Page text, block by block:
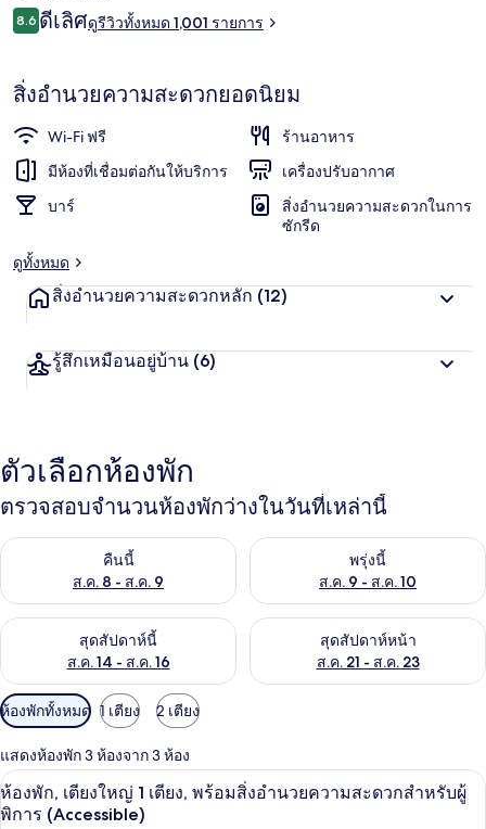
รีวิว
8.68.6 จาก 10
ดีเลิศดูรีวิวทั้งหมด 1,001 รายการ
สิ่งอำนวยความสะดวกยอดนิยม
Wi-Fi ฟรี
ร้านอาหาร
มีห้องที่เชื่อมต่อกันให้บริการ
เครื่องปรับอากาศ
บาร์
สิ่งอำนวยความสะดวกในการ
ซักรีด
ดูทั้งหมด
สิ่งอำนวยความสะดวกหลัก (12)
รู้สึกเหมือนอยู่บ้าน (6)
ตัวเลือกห้องพัก
ตรวจสอบจำนวนห้องพักว่างในวันที่เหล่านี้
คืนนี้
ส.ค. 8 - ส.ค. 9
ตรวจสอบจำนวนห้องพักว่างในคืนนี้ ส.ค. 8 - ส.ค. 9พรุ่งนี้
ส.ค. 9 - ส.ค. 10
ตรวจสอบจำนวนห้องพักว่างใน
สุดสัปดาห์นี้
ส.ค. 14 - ส.ค. 16
ตรวจสอบจำนวนห้องพักว่างในสุดสัปดาห์นี้ ส.ค. 14 - ส.ค. 16
สุดสัปดาห์หน้า
ส.ค. 21 - ส.ค. 23
ตรวจสอบจำนวนห้องพักว่างใน
ตัว
กรอง
ที่
มี
ให้
ห้องพักทั้งหมด 1 เตียง 2 เตียง
แสดงห้องพัก 3 ห้องจาก 3 ห้อง
เปิด
ภาพถ่าย
โต๊ะทำงาน, เตารีด/โต๊ะรีดผ้า, Wi-Fi ฟ
12
ห้องพัก, เตียงใหญ่ 1 เตียง, พร้อมสิ่งอำนวยความสะดวกสำหรับผู้
พิการ (Accessible)